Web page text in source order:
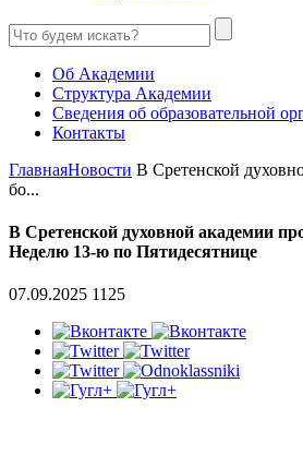
Об Академии
Структура Академии
Сведения об образовательной
Контакты
ГлавнаяНовости В Сретенской
бо...
В Сретенской духовной академии
Неделю 13-ю по Пятидесятнице
07.09.2025 1125